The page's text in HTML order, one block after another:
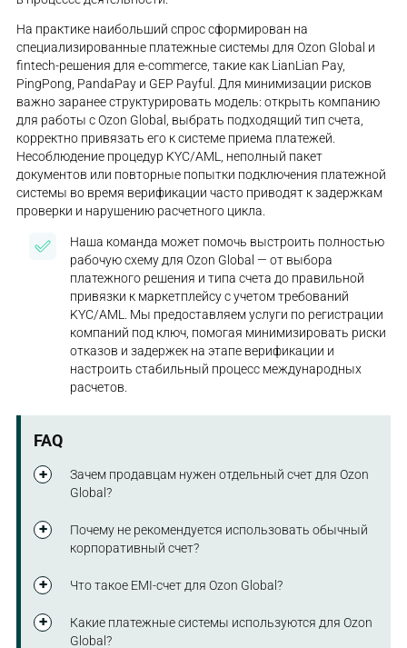
На практике наибольший спрос сформирован на
специализированные платежные системы для Ozon Global и
fintech-решения для e-commerce, такие как LianLian Pay,
PingPong, PandaPay и GEP Payful. Для минимизации рисков
важно заранее структурировать модель: открыть компанию
для работы с Ozon Global, выбрать подходящий тип счета,
корректно привязать его к системе приема платежей.
Несоблюдение процедур KYC/AML, неполный пакет
документов или повторные попытки подключения платежной
системы во время верификации часто приводят к задержкам
проверки и нарушению расчетного цикла.
Наша команда может помочь выстроить полностью
рабочую схему для Ozon Global — от выбора
платежного решения и типа счета до правильной
привязки к маркетплейсу с учетом требований
KYC/AML. Мы предоставляем услуги по регистрации
компаний под ключ, помогая минимизировать риски
отказов и задержек на этапе верификации и
настроить стабильный процесс международных
расчетов.
FAQ
Зачем продавцам нужен отдельный счет для Ozon
Global?
от маркетплейса, обработки трансграничных
расчетов и корректной работы в системе
соблюдением требований комплаенса.
Почему не рекомендуется использовать обычный
корпоративный счет?
специфику e-commerce и могут ограничивать или
валютного контроля и требований банковского
Что такое EMI-счет для Ozon Global?
финансовой организации, который обеспечивает
Какие платежные системы используются для Ozon
Global?